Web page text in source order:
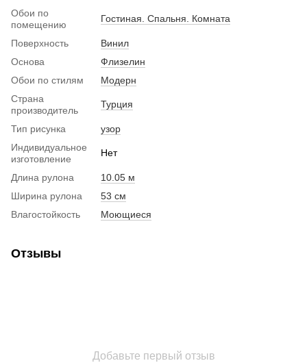
Обои по
помещению
Гостиная. Спальня. Комната
Поверхность
Винил
Основа
Флизелин
Обои по стилям
Модерн
Страна
производитель
Турция
Тип рисунка
узор
Индивидуальное
изготовление
Нет
Длина рулона
10.05 м
Ширина рулона
53 см
Влагостойкость
Моющиеся
Отзывы
Добавьте первый отзыв